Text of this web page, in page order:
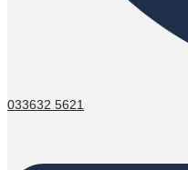
033632 5621